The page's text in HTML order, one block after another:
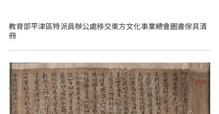
教育部平津區特派員辦公處移交東方文化事業總會圖書傢具清
冊